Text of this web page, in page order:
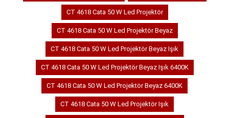
CT 4618 Cata 50 W Led Projektör
CT 4618 Cata 50 W Led Projektör Beyaz
CT 4618 Cata 50 W Led Projektör Beyaz Işık
CT 4618 Cata 50 W Led Projektör Beyaz Işık 6400K
CT 4618 Cata 50 W Led Projektör Beyaz 6400K
CT 4618 Cata 50 W Led Projektör Işık